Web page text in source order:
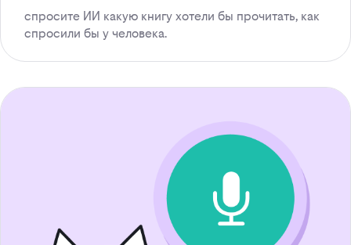
спросите ИИ какую книгу хотели бы прочитать, как
спросили бы у человека.